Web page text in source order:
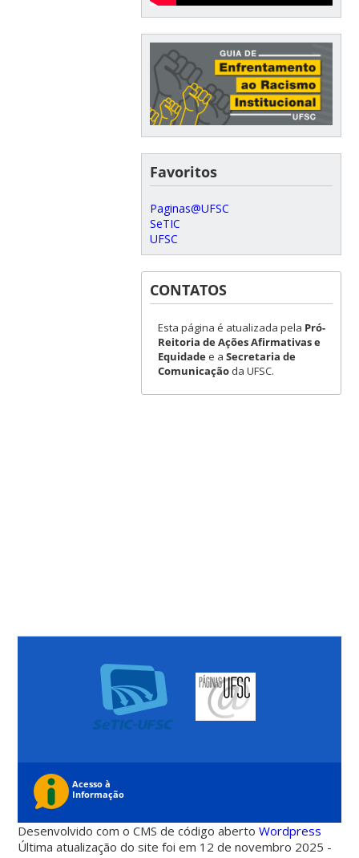
Favoritos
Paginas@UFSC
SeTIC
UFSC
CONTATOS
Esta página é atualizada pela Pró-
Reitoria de Ações Afirmativas e
Equidadee a Secretaria de
Comunicaçãoda UFSC.
Desenvolvido com o CMS de código abertoWordpress
Última atualização do site foi em 12 de novembro 2025 -